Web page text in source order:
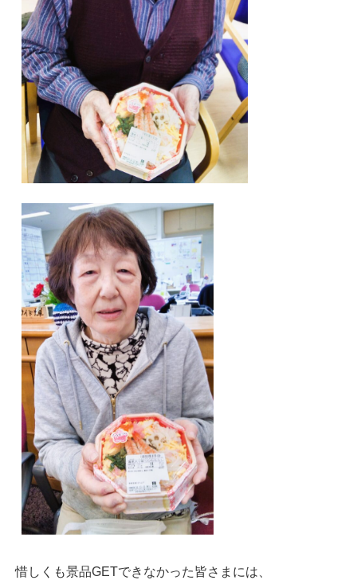
惜しくも景品GETできなかった皆さまには、